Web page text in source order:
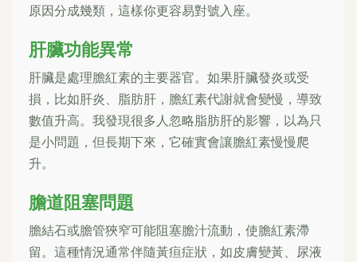
原因分成幾類，這樣你更容易對號入座。
肝臟功能異常
肝臟是處理膽紅素的主要器官。如果肝臟發炎或受
損，比如肝炎、脂肪肝，膽紅素代謝就會變慢，導致
數值升高。我發現很多人忽略脂肪肝的影響，以為只
是小問題，但長期下來，它確實會讓膽紅素慢慢爬
升。
膽道阻塞問題
膽結石或膽管狹窄可能阻塞膽汁流動，使膽紅素滯
留。這種情況通常伴隨黃疸症狀，如皮膚變黃、尿液